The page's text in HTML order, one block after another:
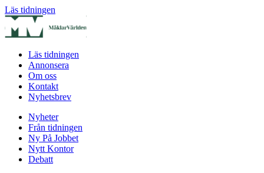
Läs tidningen
Läs tidningen
Annonsera
Om oss
Kontakt
Nyhetsbrev
Nyheter
Från tidningen
Ny På Jobbet
Nytt Kontor
Debatt